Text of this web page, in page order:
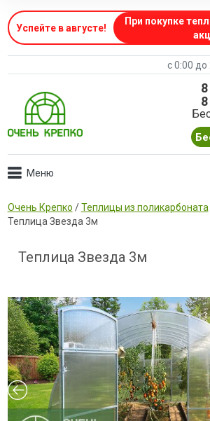
Успейте в августе!
При покупке
с 0:00
Очень Крепко /Теплицы из поликарбоната
Теплица Звезда 3м
Теплица Звезда 3м